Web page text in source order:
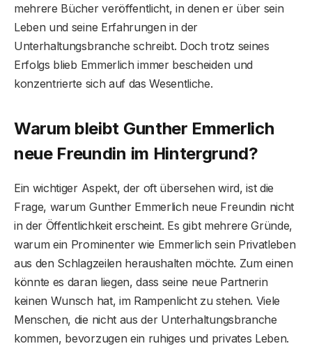
mehrere Bücher veröffentlicht, in denen er über sein
Leben und seine Erfahrungen in der
Unterhaltungsbranche schreibt. Doch trotz seines
Erfolgs blieb Emmerlich immer bescheiden und
konzentrierte sich auf das Wesentliche.
Warum bleibt Gunther Emmerlich
neue Freundin im Hintergrund?
Ein wichtiger Aspekt, der oft übersehen wird, ist die
Frage, warum Gunther Emmerlich neue Freundin nicht
in der Öffentlichkeit erscheint. Es gibt mehrere Gründe,
warum ein Prominenter wie Emmerlich sein Privatleben
aus den Schlagzeilen heraushalten möchte. Zum einen
könnte es daran liegen, dass seine neue Partnerin
keinen Wunsch hat, im Rampenlicht zu stehen. Viele
Menschen, die nicht aus der Unterhaltungsbranche
kommen, bevorzugen ein ruhiges und privates Leben.